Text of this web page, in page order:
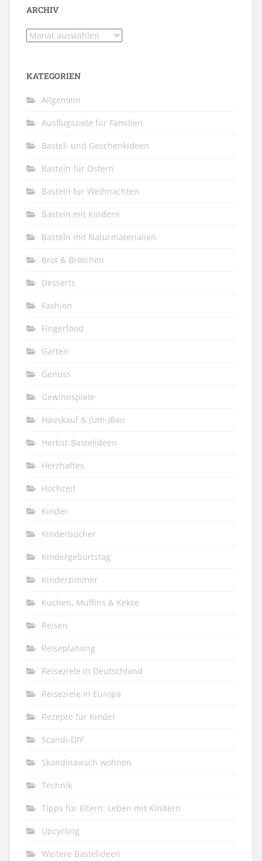
ARCHIV
Archiv
KATEGORIEN
Allgemein
Ausflugsziele für Familien
Bastel- und Geschenkideen
Basteln für Ostern
Basteln für Weihnachten
Basteln mit Kindern
Basteln mit Naturmaterialien
Brot & Brötchen
Desserts
Fashion
Fingerfood
Garten
Genuss
Gewinnspiele
Hauskauf & (Um-)Bau
Herbst-Bastelideen
Herzhaftes
Hochzeit
Kinder
Kinderbücher
Kindergeburtstag
Kinderzimmer
Kuchen, Muffins & Kekse
Reisen
Reiseplanung
Reiseziele in Deutschland
Reiseziele in Europa
Rezepte für Kinder
Scandi-DIY
Skandinavisch wohnen
Technik
Tipps für Eltern: Leben mit Kindern
Upcycling
Weitere Bastelideen